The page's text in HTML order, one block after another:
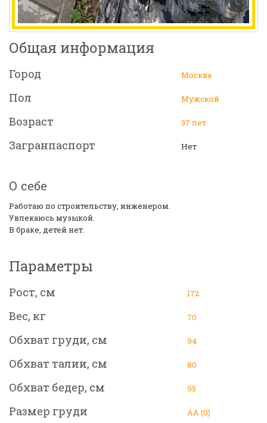
Общая информация
Город Москва
Пол Мужской
Возраст 37 лет
Загранпаспорт Нет
О себе
Работаю по строительству, инженером.
Увлекаюсь музыкой.
В браке, детей нет.
Параметры
Рост, см 172
Вес, кг 70
Обхват груди, см 94
Обхват талии, см 80
Обхват бедер, см 95
Размер груди АА (0)